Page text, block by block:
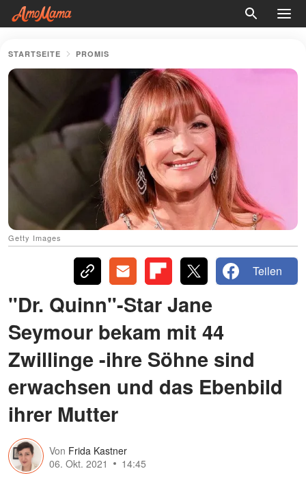
STARTSEITE PROMIS
Getty Images
Teilen
"Dr. Quinn"-Star Jane
Seymour bekam mit 44
Zwillinge -ihre Söhne sind
erwachsen und das Ebenbild
ihrer Mutter
Von Frida Kastner
06. Okt. 2021
14:45